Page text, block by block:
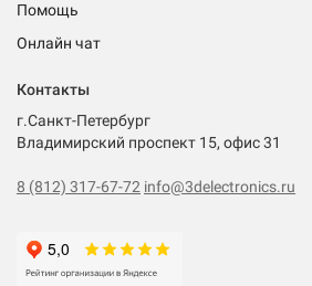
Помощь
Онлайн чат
Контакты
г.Санкт-Петербург
Владимирский проспект 15, офис 31
8 (812) 317-67-72 info@3delectronics.ru